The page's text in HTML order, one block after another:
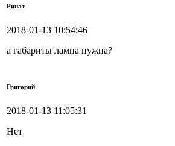
Ринат
2018-01-13 10:54:46
а габариты лампа нужна?
Григорий
2018-01-13 11:05:31
Нет